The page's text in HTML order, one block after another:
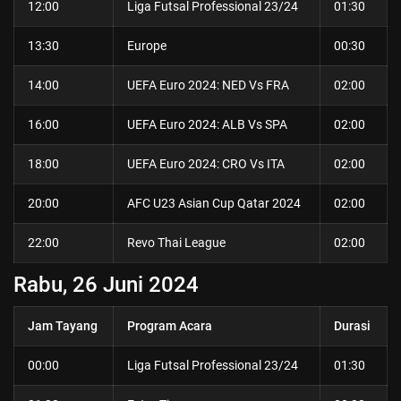
12:00 Liga Futsal Professional 23/24 01:30
13:30 Europe 00:30
14:00 UEFA Euro 2024: NED Vs FRA 02:00
16:00 UEFA Euro 2024: ALB Vs SPA 02:00
18:00 UEFA Euro 2024: CRO Vs ITA 02:00
20:00 AFC U23 Asian Cup Qatar 2024 02:00
22:00 Revo Thai League 02:00
Rabu, 26 Juni 2024
Jam Tayang Program Acara Durasi
00:00 Liga Futsal Professional 23/24 01:30